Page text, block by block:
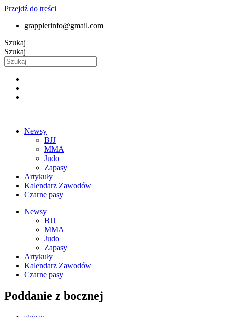
Przejdź do treści
grapplerinfo@gmail.com
Szukaj
Szukaj
Newsy
BJJ
MMA
Judo
Zapasy
Artykuły
Kalendarz Zawodów
Czarne pasy
Newsy
BJJ
MMA
Judo
Zapasy
Artykuły
Kalendarz Zawodów
Czarne pasy
Poddanie z bocznej